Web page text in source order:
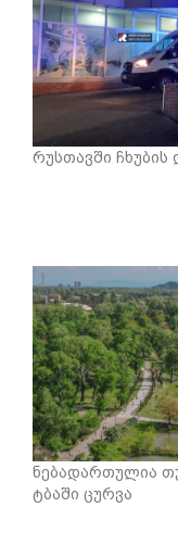
რუსთავში ჩხუბის
ნებადართულია
ტბაში ცურვა